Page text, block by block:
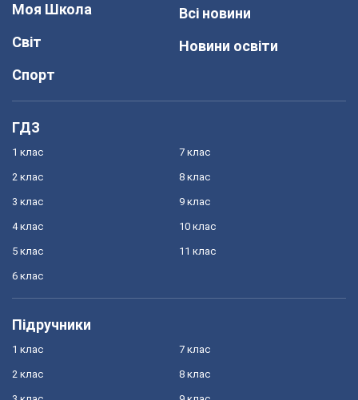
Моя Школа
Світ
Спорт
Всі новини
Новини освіти
ГДЗ
1 клас
2 клас
3 клас
4 клас
5 клас
6 клас
7 клас
8 клас
9 клас
10 клас
11 клас
Підручники
1 клас
2 клас
7 клас
8 клас